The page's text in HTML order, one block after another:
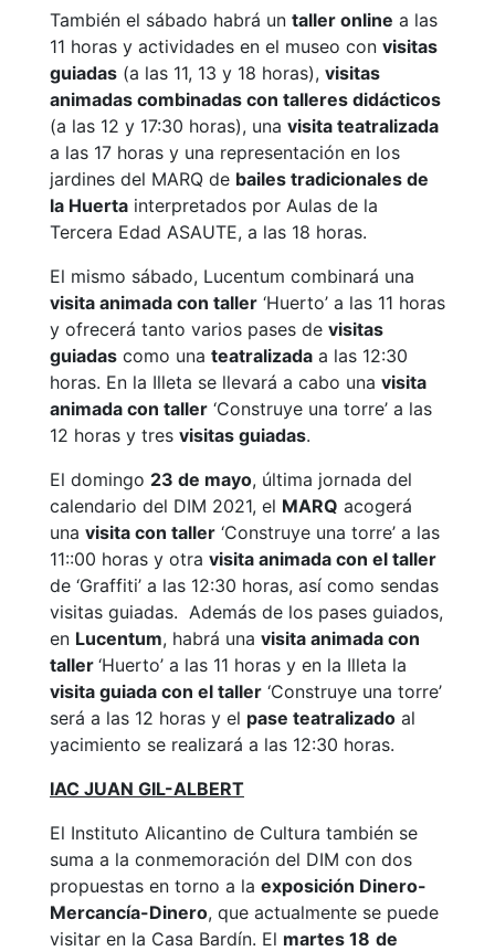
También el sábado habrá un taller online a las
11 horas y actividades en el museo con visitas
guiadas (a las 11, 13 y 18 horas), visitas
animadas combinadas con talleres didácticos
(a las 12 y 17:30 horas), una visita teatralizada
a las 17 horas y una representación en los
jardines del MARQ de bailes tradicionales de
la Huerta interpretados por Aulas de la
Tercera Edad ASAUTE, a las 18 horas.
El mismo sábado, Lucentum combinará una
visita animada con taller ‘Huerto’ a las 11 horas
y ofrecerá tanto varios pases de visitas
guiadas como una teatralizada a las 12:30
horas. En la Illeta se llevará a cabo una visita
animada con taller ‘Construye una torre’ a las
12 horas y tres visitas guiadas.
El domingo 23 de mayo, última jornada del
calendario del DIM 2021, el MARQ acogerá
una visita con taller ‘Construye una torre’ a las
11::00 horas y otra visita animada con el taller
de ‘Graffiti’ a las 12:30 horas, así como sendas
visitas guiadas. Además de los pases guiados,
en Lucentum, habrá una visita animada con
taller ‘Huerto’ a las 11 horas y en la Illeta la
visita guiada con el taller ‘Construye una torre’
será a las 12 horas y el pase teatralizado al
yacimiento se realizará a las 12:30 horas.
IAC JUAN GIL-ALBERT
El Instituto Alicantino de Cultura también se
suma a la conmemoración del DIM con dos
propuestas en torno a la exposición Dinero-
Mercancía-Dinero, que actualmente se puede
visitar en la Casa Bardín. El martes 18 de